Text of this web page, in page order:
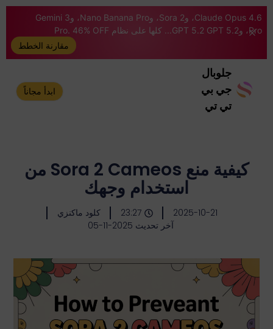
Claude Opus 4.6، وSora 2، وNano Banana Pro، وGemini 3
Pro، وGPT 5.2 GPT 5.2... كلها على نظام Pro. 46% OFF
مقارنة الخطط
جلوبال
جي بي
تي تي
ابدأ مجاناً
كيفية منع Sora 2 Cameos من
استخدام وجهك
2025-10-21
23:27
كلود ماكنزي
آخر تحديث 2025-11-05